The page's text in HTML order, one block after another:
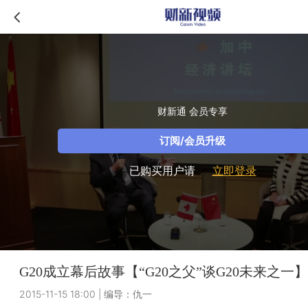
财新通 会员专享
订阅/会员升级
已购买用户请 立即登录
G20成立幕后故事【“G20之父”谈G20未来之一
2015-11-15 18:00 编导：仇一